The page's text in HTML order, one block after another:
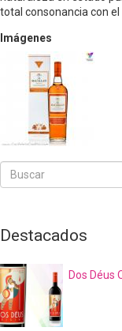
total consonancia con
Imágenes
Buscar
Buscar
Destacados
Dos Déus